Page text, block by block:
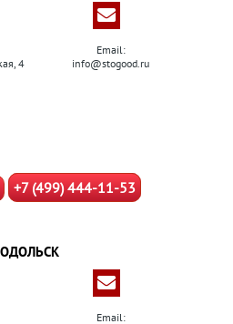
4
Email:
info@stogood.ru
+7 (499) 444-11-53
Email: